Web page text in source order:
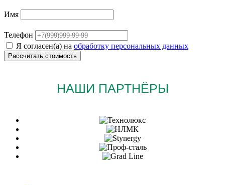
Имя
Телефон
Я согласен(а) на обработку персональных данных
НАШИ ПАРТНЁРЫ